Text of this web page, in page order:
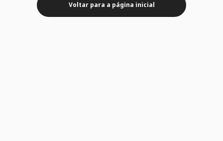
Voltar para a página inicial